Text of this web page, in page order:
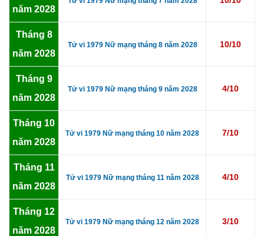
năm 2028
Tháng 8
năm 2028
Tử vi 1979 Nữ mạng tháng 8 năm 2028 10/10
Tháng 9
năm 2028
Tử vi 1979 Nữ mạng tháng 9 năm 2028 4/10
Tháng 10
năm 2028
Tử vi 1979 Nữ mạng tháng 10 năm 2028 7/10
Tháng 11
năm 2028
Tử vi 1979 Nữ mạng tháng 11 năm 2028 4/10
Tháng 12
năm 2028
Tử vi 1979 Nữ mạng tháng 12 năm 2028 3/10